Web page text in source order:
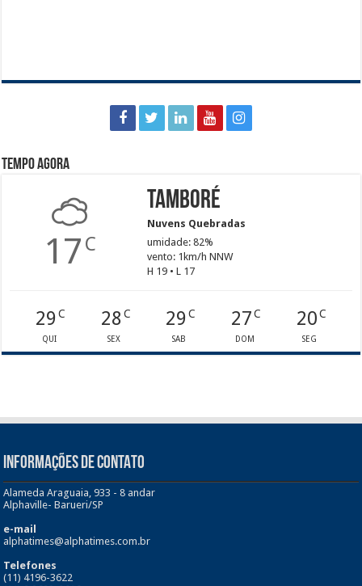
Tempo agora
17 C
Tamboré
Nuvens Quebradas
umidade: 82%
vento: 1km/h NNW
H 19 • L 17
29C
QUI
28C
SEX
29 C
SAB
27C
DOM
20C
SEG
INFORMAÇÕES DE CONTATO
Alameda Araguaia, 933 - 8 andar
Alphaville- Barueri/SP
e-mail
alphatimes@alphatimes.com.br
Telefones
(11) 4196-3622